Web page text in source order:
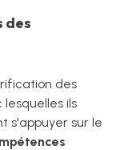
des
des
ils
s'appuyer sur le